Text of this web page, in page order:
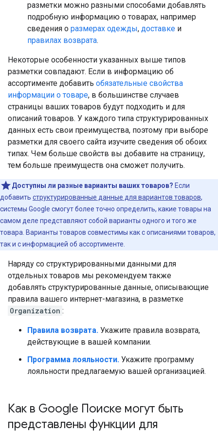
разметки можно разными способами добавлять
подробную информацию о товарах, например
сведения о размерах одежды, доставке и
правилах возврата.
Некоторые особенности указанных выше типов
разметки совпадают. Если в информацию об
ассортименте добавить обязательные свойства
информации о товаре, в большинстве случаев
страницы ваших товаров будут подходить и для
описаний товаров. У каждого типа структурированных
данных есть свои преимущества, поэтому при выборе
разметки для своего сайта изучите сведения об обоих
типах. Чем больше свойств вы добавите на страницу,
тем больше преимуществ она сможет получить.
Доступны ли разные варианты ваших товаров? Если
добавить структурированные данные для вариантов товаров,
системы Google смогут более точно определить, какие товары на
самом деле представляют собой варианты одного и того же
товара. Варианты товаров совместимы как с описаниями товаров,
так и с информацией об ассортименте.
Наряду со структурированными данными для
отдельных товаров мы рекомендуем также
добавлять структурированные данные, описывающие
правила вашего интернет-магазина, в разметке
Organization :
Правила возврата. Укажите правила возврата,
действующие в вашей компании.
Программа лояльности. Укажите программу
лояльности предлагаемую вашей организацией.
Как в Google Поиске могут быть
представлены функции для